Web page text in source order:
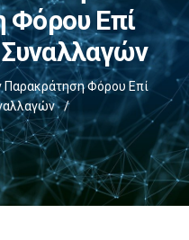
Φόρου Επί
Φόρου Επί
/